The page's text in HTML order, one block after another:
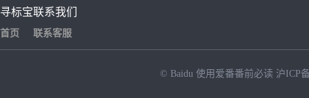
寻标宝
首页
联系我们
联系客服
© Baidu 使用爱番番前必读 沪ICP